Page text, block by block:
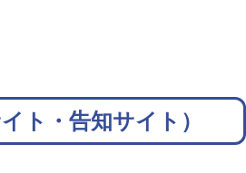
ト・告知サイト）